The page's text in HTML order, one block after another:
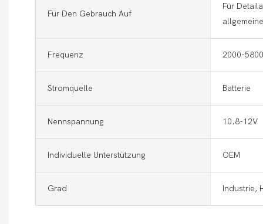
Für Den Gebrauch Auf
Für
Frequenz 2000-
Stromquelle Batterie
Nennspannung 10.8-12V
Individuelle Unterstützung OEM
Grad Industrie,